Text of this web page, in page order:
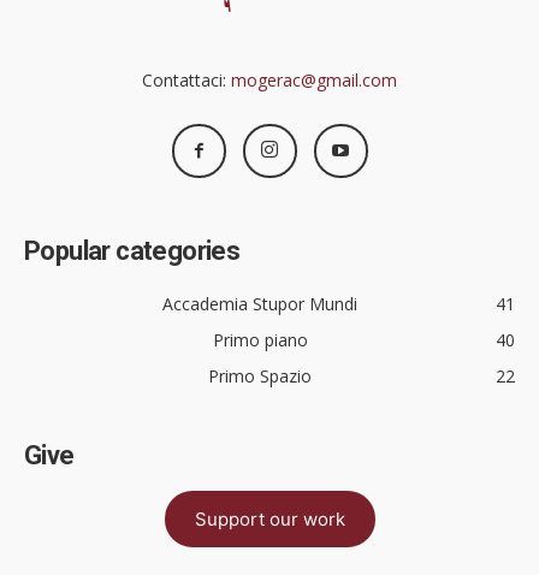
Contattaci: mogerac@gmail.com
Popular categories
Accademia Stupor Mundi
41
Primo piano
40
Primo Spazio
22
Give
Support our work